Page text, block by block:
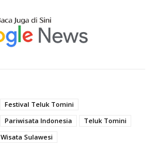
Festival Teluk Tomini
Pariwisata Indonesia
Teluk Tomini
Wisata Sulawesi